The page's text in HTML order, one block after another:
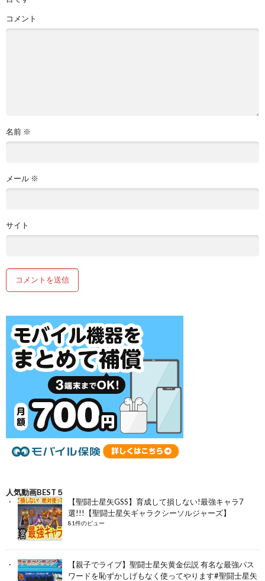
コメント
名前 ※
メール ※
サイト
人気動画BEST５
【聖闘士星矢GSS】育成して損しない!最強キャラ7
選!!!【聖闘士星矢ギャラクシーソルジャーズ】
81件のビュー
【親子でライブ】聖闘士星矢黄金伝説 有名な最強パス
ワードを恥ずかしげもなく使ってやります#聖闘士星矢